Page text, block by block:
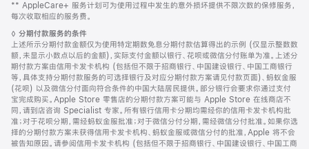
页
页
脚
脚
注
** AppleCare+ 服务计划可为使用过程中发生的意外损坏提供不限次数的保修服务，
每次收取相应的服务费。
脚
注
◊ 分期付款服务的条件
上述所示分期付款金额仅为使用特定期数免息分期付款估算得出的示例 (仅显示整数数
额，未显示小数点以后的金额)，实际支付金额以银行、花呗或微信分付账单为准。上述分
期付款方案由信用卡发卡机构 (包括但不限于招商银行、中国建设银行、中国工商银行
等，具体支持分期付款服务的可选择银行及对应分期付款方案请见付款页面)、蚂蚁金服
(花呗) 以及微信分付面向符合条件的中国大陆居民提供。部分银行会要求你通过支付
宝完成购买。Apple Store 零售店的分期付款方案可能与 Apple Store 在线商店不
同，请到店咨询 Specialist 专家。所有银行信用卡分期均需经你的信用卡发卡机构批
准；对于花呗分期，需经蚂蚁金服批准；对于微信分付分期，需经微信分付批准。如果你选
择的分期付款方案未获得信用卡发卡机构、蚂蚁金服或微信分付的批准，Apple 将不会
被告知原因。请参阅信用卡发卡机构 (包括但不限于招商银行、中国建设银行、中国工商